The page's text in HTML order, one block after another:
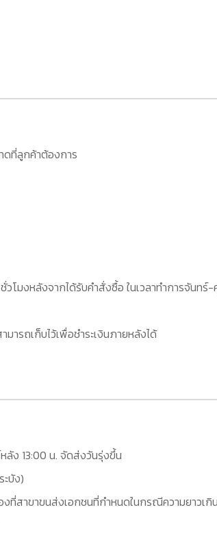
ดที่ลูกค้าต้องการ
วโมงหลังจากได้รับคำสั่งซื้อ ในเวลาทำการจันทร์
ารถเก็บไว้เพื่อชำระเงินภายหลังได้
ลัง 13:00 น. จัดส่งวันรุ่งขึ้น
บัง)
ที่สาขาขนส่งเอกชนที่กำหนดในกรณีความยาวเ